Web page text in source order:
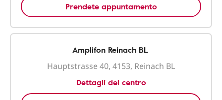
Prendete appuntamento
Amplifon Reinach BL
Hauptstrasse 40, 4153, Reinach BL
Dettagli del centro